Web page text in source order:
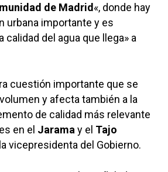
de Madrid«, donde hay
urbana importante y es
calidad del agua que llega» a
cuestión importante que se
y afecta también a la
de calidad más relevante
en el Jarama y el Tajo
vicepresidenta del Gobierno.